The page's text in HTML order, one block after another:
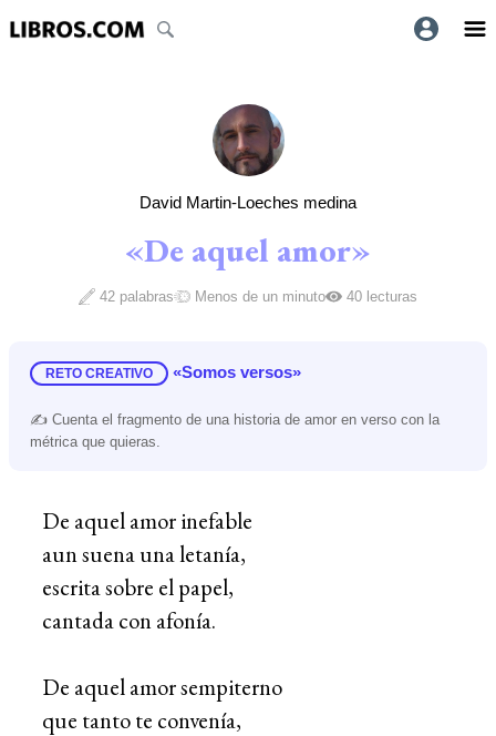
David Martin-Loeches medina
«De aquel amor»
42 palabras Menos de un minuto 40 lecturas
RETO CREATIVO «Somos versos»
✍️ Cuenta el fragmento de una historia de amor en verso con la
métrica que quieras.
De aquel amor inefable
aun suena una letanía,
escrita sobre el papel,
cantada con afonía.
De aquel amor sempiterno
que tanto te convenía,